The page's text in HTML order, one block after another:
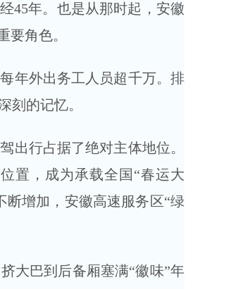
45年。也是从那时起，安徽
要角色。
年外出务工人员超千万。排
刻的记忆。
行占据了绝对主体地位。
置，成为承载全国“春运大
断增加，安徽高速服务区“绿
巴到后备厢塞满“徽味”年